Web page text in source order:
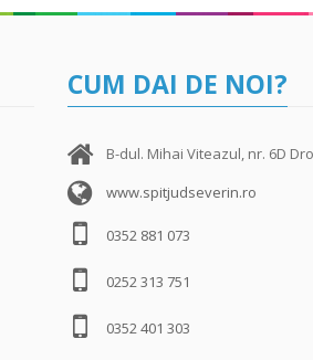
CUM DAI DE NOI?
B-dul. Mihai Viteazul, nr. 6D
www.spitjudseverin.ro
0352 881 073
0252 313 751
0352 401 303